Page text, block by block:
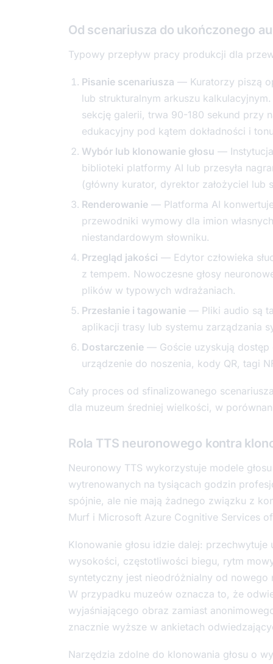
Od scenariusza do ukończonego
Typowy przepływ pracy produkcji dla
Pisanie scenariusza — Kuratorzy piszą
lub strukturalnym arkuszu
sekcję galerii, trwa 90-180 sekund przy
edukacyjny pod kątem dokładności i
Wybór lub klonowanie głosu —
biblioteki platformy AI lub przesyła
(główny kurator, dyrektor założyciel lub
Renderowanie — Platforma AI
przewodniki wymowy dla imion
niestandardowym słowniku.
Przegląd jakości — Edytor człowieka
z tempem. Nowoczesne głosy
plików w typowych wdrażaniach.
Przesłanie i tagowanie — Pliki audio są
aplikacji trasy lub systemu zarządzania
Dostarczenie — Goście uzyskują dostęp
urządzenie do noszenia, kody QR, tagi
Cały proces od sfinalizowanego
dla muzeum średniej wielkości, w
Rola TTS neuronowego kontra
Neuronowy TTS wykorzystuje modele
wytrenowanych na tysiącach godzin
spójnie, ale nie mają żadnego związku z
Murf i Microsoft Azure Cognitive Services
Klonowanie głosu idzie dalej:
wysokości, częstotliwości biegu, rytm
syntetyczny jest nieodróżnialny od
W przypadku muzeów oznacza to, że
wyjaśniającego obraz zamiast
znacznie wyższe w ankietach
Narzędzia zdolne do klonowania głosu o